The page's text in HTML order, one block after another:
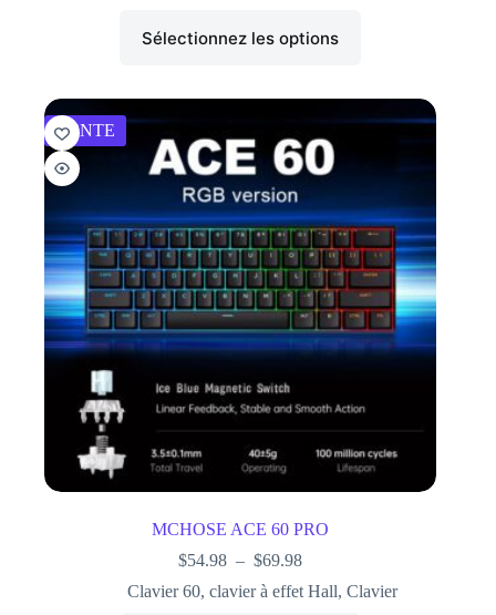
Sélectionnez les options
VENTE
MCHOSE ACE 60 PRO
$54.98 – $69.98
Clavier 60,clavier à effet Hall,Clavier